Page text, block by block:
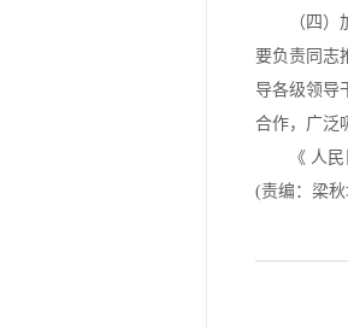
（四）加
要负责同志
导各级领导
合作，广泛
《 人民日
(责编：梁